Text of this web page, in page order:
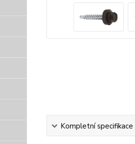
Kompletní specifikace